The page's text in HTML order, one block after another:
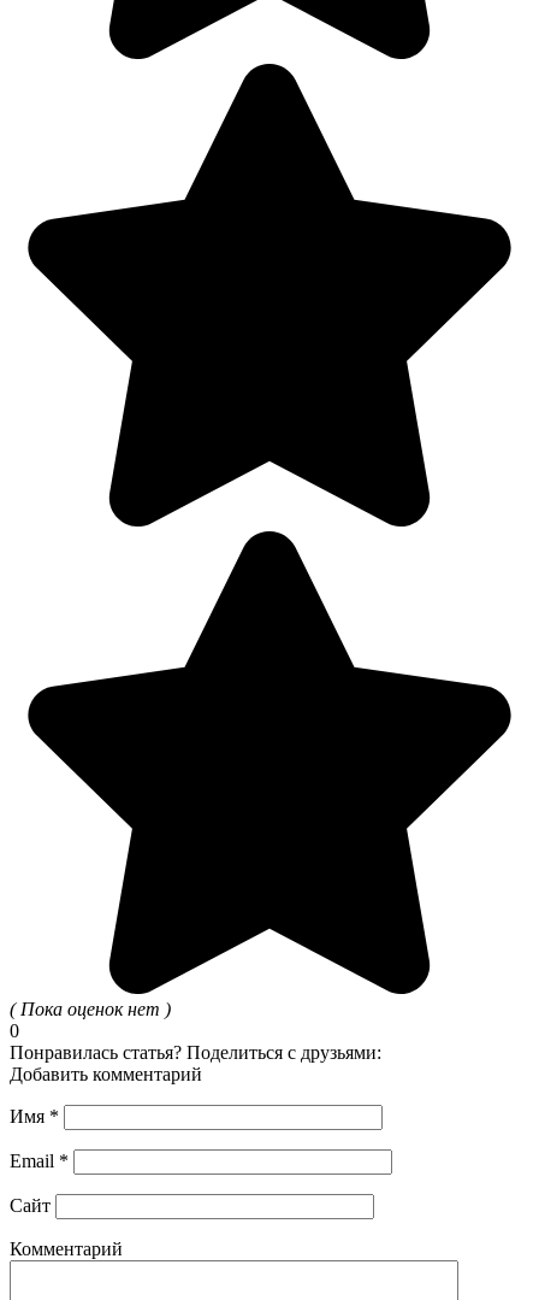
( Пока оценок нет )
0
Понравилась статья? Поделиться с друзьями:
Добавить комментарий
Имя *
Email *
Сайт
Комментарий